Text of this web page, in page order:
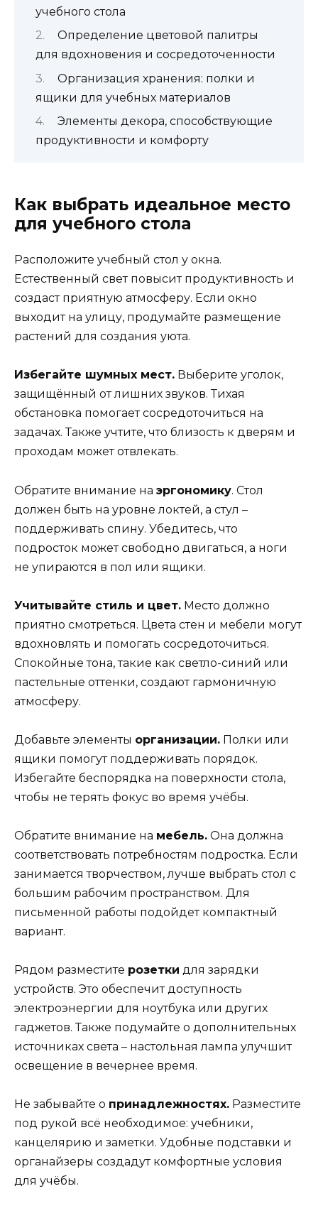
учебного стола
Определение цветовой палитры
для вдохновения и сосредоточенности
Организация хранения: полки и
ящики для учебных материалов
Элементы декора, способствующие
продуктивности и комфорту
Как выбрать идеальное место
для учебного стола
Расположите учебный стол у окна.
Естественный свет повысит продуктивность и
создаст приятную атмосферу. Если окно
выходит на улицу, продумайте размещение
растений для создания уюта.
Избегайте шумных мест. Выберите уголок,
защищённый от лишних звуков. Тихая
обстановка помогает сосредоточиться на
задачах. Также учтите, что близость к дверям и
проходам может отвлекать.
Обратите внимание на эргономику. Стол
должен быть на уровне локтей, а стул –
поддерживать спину. Убедитесь, что
подросток может свободно двигаться, а ноги
не упираются в пол или ящики.
Учитывайте стиль и цвет. Место должно
приятно смотреться. Цвета стен и мебели могут
вдохновлять и помогать сосредоточиться.
Спокойные тона, такие как светло-синий или
пастельные оттенки, создают гармоничную
атмосферу.
Добавьте элементы организации. Полки или
ящики помогут поддерживать порядок.
Избегайте беспорядка на поверхности стола,
чтобы не терять фокус во время учёбы.
Обратите внимание на мебель. Она должна
соответствовать потребностям подростка. Если
занимается творчеством, лучше выбрать стол с
большим рабочим пространством. Для
письменной работы подойдет компактный
вариант.
Рядом разместите розетки для зарядки
устройств. Это обеспечит доступность
электроэнергии для ноутбука или других
гаджетов. Также подумайте о дополнительных
источниках света – настольная лампа улучшит
освещение в вечернее время.
Не забывайте о принадлежностях. Разместите
под рукой всё необходимое: учебники,
канцелярию и заметки. Удобные подставки и
органайзеры создадут комфортные условия
для учёбы.